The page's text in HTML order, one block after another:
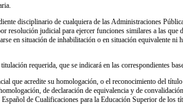
disciplinario de cualquiera de las Administraciones
resolución judicial para ejercer funciones similares a las que
en situación de inhabilitación o en situación equivalente
requerida, que se indicará en las correspondientes
que acredite su homologación, o el reconocimiento del
de declaración de equivalencia y de
de Cualificaciones para la Educación Superior de los